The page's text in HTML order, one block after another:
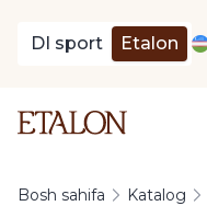
DI sport Etalon
Bosh sahifa Katalog